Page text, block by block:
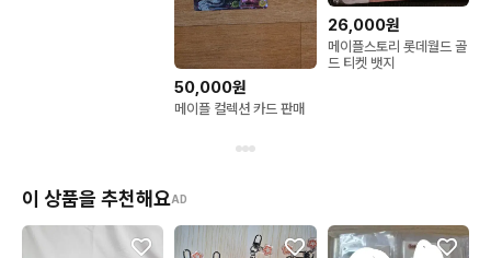
50,000원
메이플 컬렉션 카드 판매
26,000원
메이플스토리 롯데월드 골
드 티켓 뱃지
이 상품을 추천해요AD